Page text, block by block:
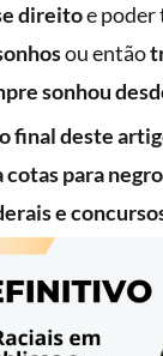
direitoe
ou então
sonhou
final deste
cotas para
e